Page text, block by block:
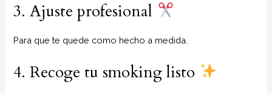
3. Ajuste profesional
Para que te quede como hecho a medida.
4. Recoge tu smoking listo